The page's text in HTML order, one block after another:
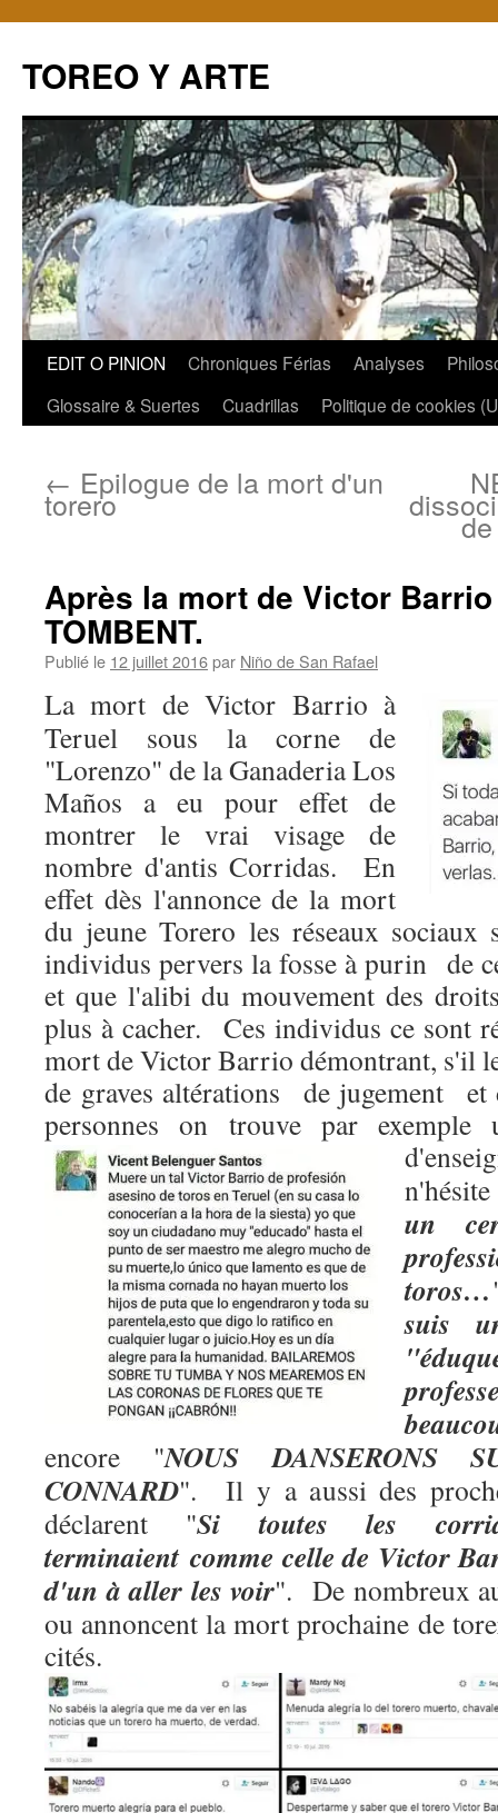
TOREO Y ARTE
Aller
EDIT O PINION Chroniques Férias Analyses
Glossaire & Suertes
Cuadrillas Politique de cookies
← Epilogue de la mort d'un
torero
Après la mort de Victor Barrio
TOMBENT.
Publié le 12 juillet 2016par Niño de San Rafael
La mort de Victor Barrio à
Teruel sous la corne de
"Lorenzo" de la Ganaderia Los
Maños a eu pour effet de
montrer le vrai visage de
nombre d'antis Corridas. En
effet dès l'annonce de la mort
du jeune Torero les réseaux sociaux
individus pervers la fosse à purin de
et que l'alibi du mouvement des
plus à cacher. Ces individus ce sont
mort de Victor Barrio démontrant, s'il
de graves altérations de jugement
personnes on trouve par exemple
un
toros…
suis
encore "NOUS DANSERONS
CONNARD". Il y a aussi des
déclarent "Si toutes les
terminaient comme celle de Victor
d'un à aller les voir". De nombreux
ou annoncent la mort prochaine de
cités.